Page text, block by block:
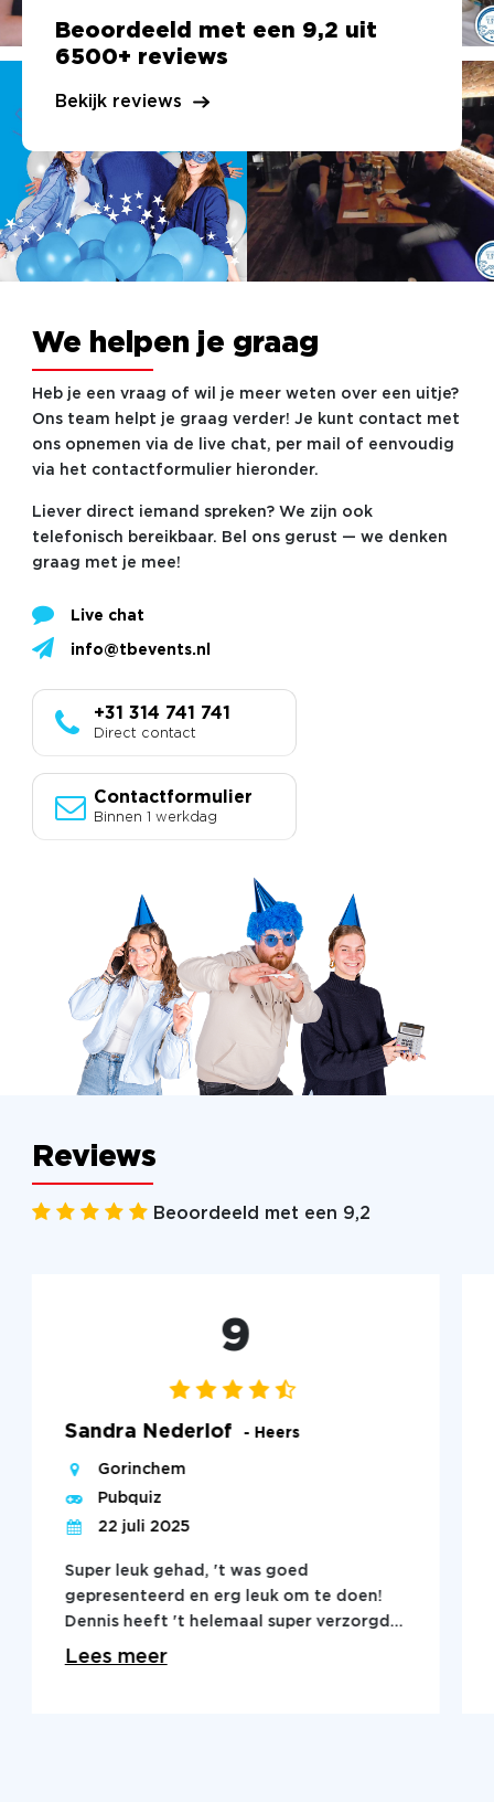
Beoordeeld met een 9,2 uit
6500+ reviews
Bekijk reviews
We helpen je graag
Heb je een vraag of wil je meer weten over een uitje?
Ons team helpt je graag verder! Je kunt contact met
ons opnemen via de live chat, per mail of eenvoudig
via het contactformulier hieronder.
Liever direct iemand spreken? We zijn ook
telefonisch bereikbaar. Bel ons gerust — we denken
graag met je mee!
Live chat
info@tbevents.nl
+31 314 741 741
Direct contact
Contactformulier
Binnen 1 werkdag
Reviews
Beoordeeld met een 9,2
9
Sandra Nederlof - Heers
Gorinchem
Pubquiz
22 juli 2025
Super leuk gehad, 't was goed
gepresenteerd en erg leuk om te doen!
Dennis heeft 't helemaal super verzorgd
ondanks onze chaotische groep!
Lees meer